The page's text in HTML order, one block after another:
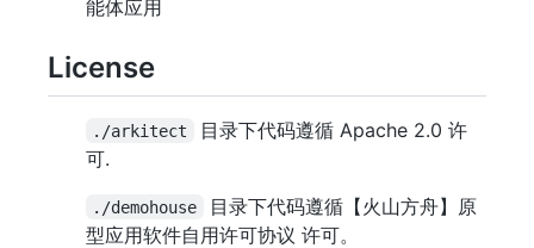
能体应用
License
./arkitect
目录下代码遵循 Apache 2.0 许
可.
./demohouse
目录下代码遵循【火山方舟】原
型应用软件自用许可协议 许可。